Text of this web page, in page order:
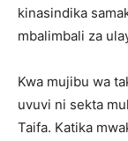
kinasindika
mbalimbali za
Kwa mujibu wa
uvuvi ni sekta
Taifa. Katika